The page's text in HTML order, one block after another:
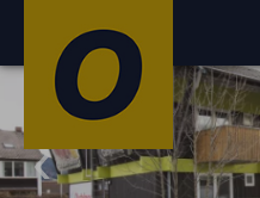
MEHR ERLEBEN! RAFTING
Rafting Allgäu
Canyoning Allgäu